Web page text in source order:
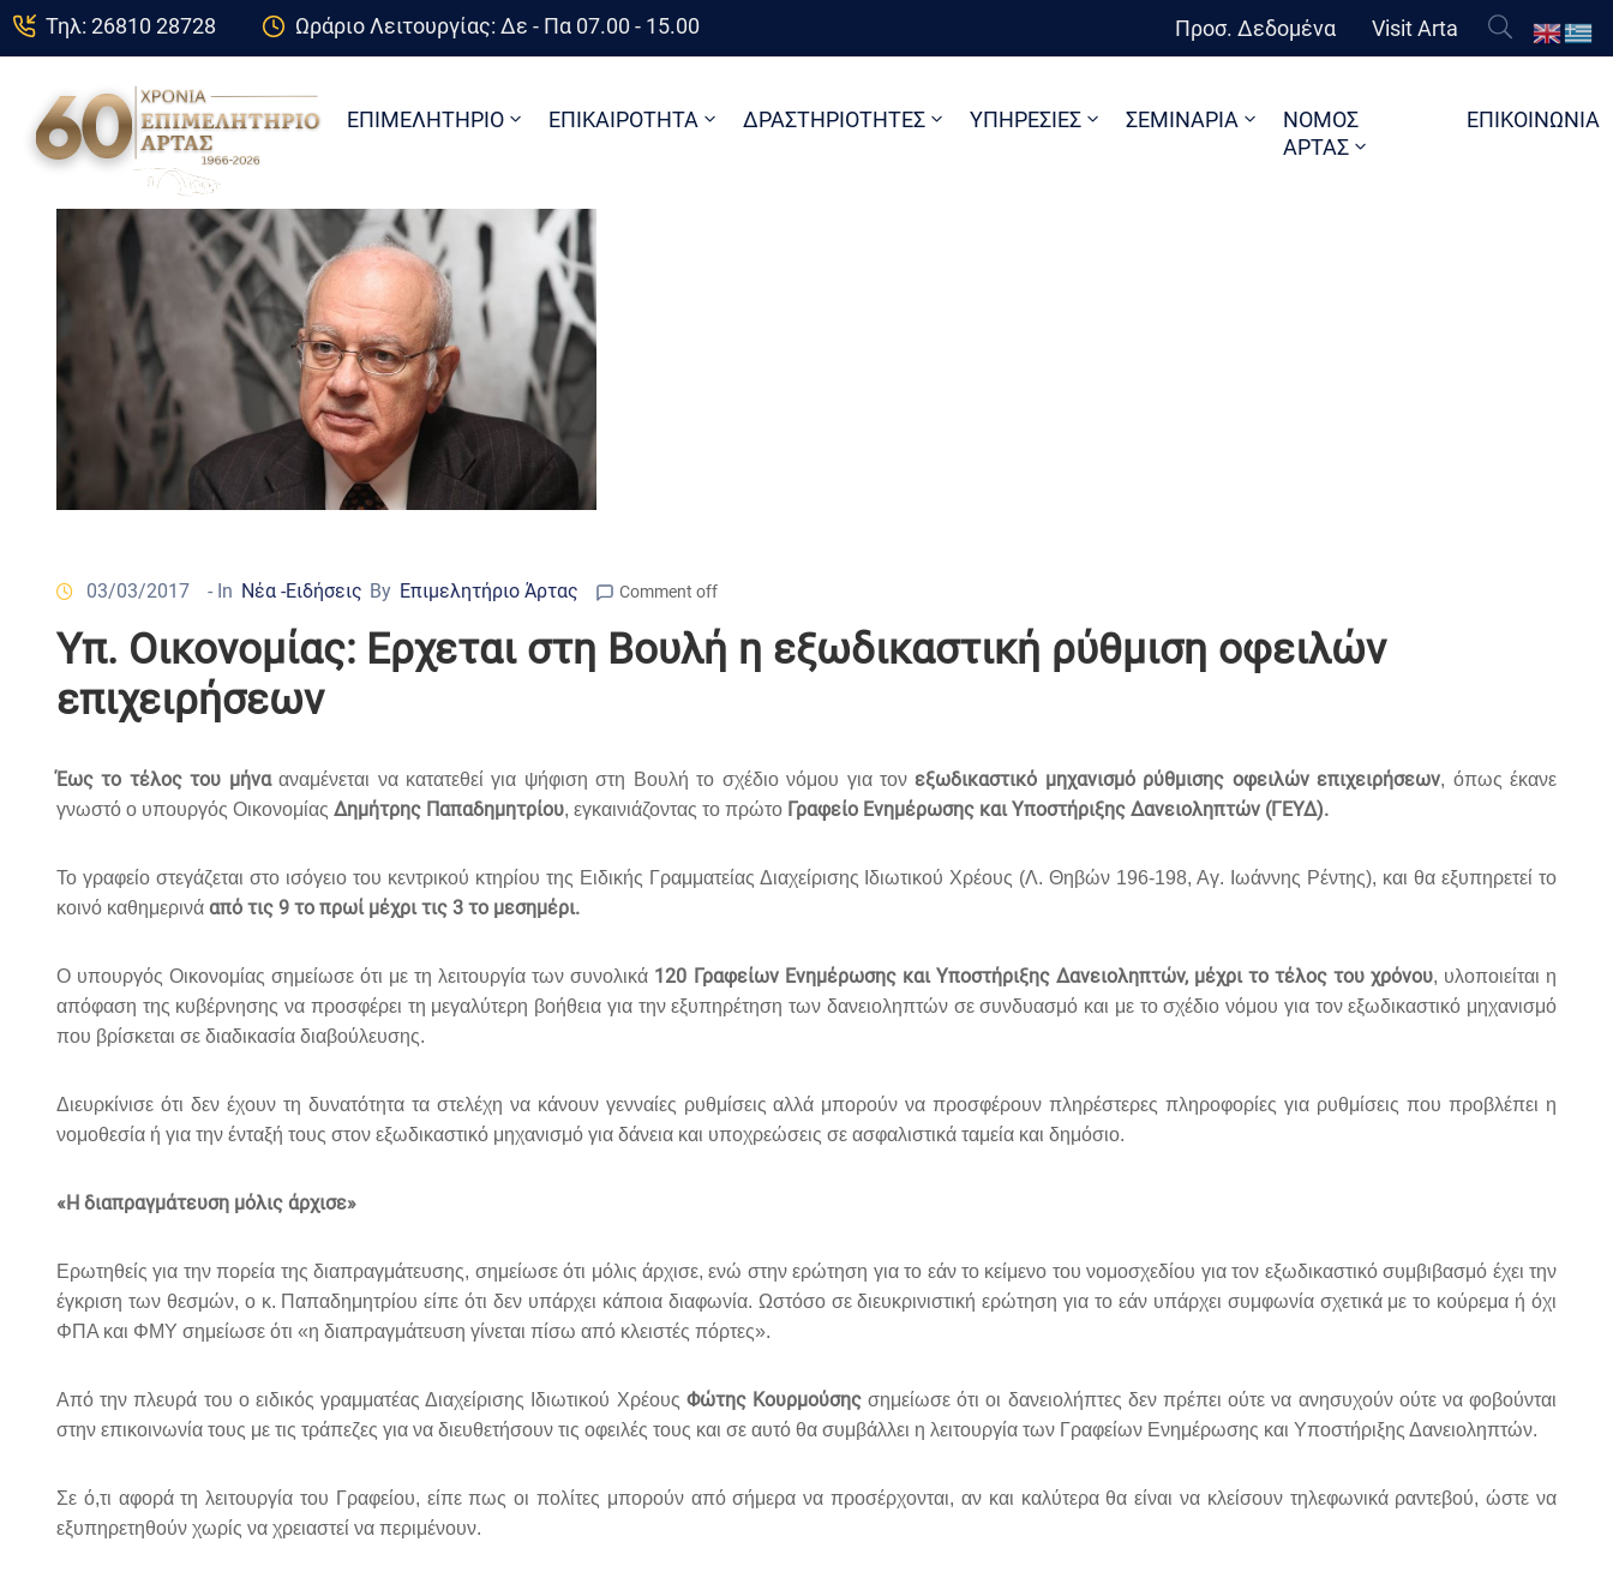
Τηλ: 26810 28728 Ωράριο Λειτουργίας: Δε - Πα 07.00 - 15.00 Προσ. Δεδομένα Visit Arta
ΕΠΙΜΕΛΗΤΗΡΙΟ ΕΠΙΚΑΙΡΟΤΗΤΑ ΔΡΑΣΤΗΡΙΟΤΗΤΕΣ ΥΠΗΡΕΣΙΕΣ ΣΕΜΙΝΑΡΙΑ
ΝΟΜΟΣ
ΑΡΤΑΣ
ΕΠΙΚΟΙΝΩΝΙΑ
03/03/2017 - In Νέα -Ειδήσεις By Επιμελητήριο Άρτας Comment off
Υπ. Οικονομίας: Ερχεται στη Βουλή η εξωδικαστική ρύθμιση οφειλών
επιχειρήσεων
Έως το τέλος του μήνααναμένεται να κατατεθεί για ψήφιση στη Βουλή το σχέδιο νόμου για τονεξωδικαστικό μηχανισμό ρύθμισης οφειλών επιχειρήσεων, όπως έκανε
γνωστό ο υπουργός Οικονομίας Δημήτρης Παπαδημητρίου, εγκαινιάζοντας το πρώτο Γραφείο Ενημέρωσης και Υποστήριξης Δανειοληπτών (ΓΕΥΔ).
Το γραφείο στεγάζεται στο ισόγειο του κεντρικού κτηρίου της Ειδικής Γραμματείας Διαχείρισης Ιδιωτικού Χρέους (Λ. Θηβών 196-198, Αγ. Ιωάννης Ρέντης), και θα εξυπηρετεί το
κοινό καθημερινά από τις 9 το πρωί μέχρι τις 3 το μεσημέρι.
Ο υπουργός Οικονομίας σημείωσε ότι με τη λειτουργία των συνολικά 120 Γραφείων Ενημέρωσης και Υποστήριξης Δανειοληπτών, μέχρι το τέλος του χρόνου, υλοποιείται η
απόφαση της κυβέρνησης να προσφέρει τη μεγαλύτερη βοήθεια για την εξυπηρέτηση των δανειοληπτών σε συνδυασμό και με το σχέδιο νόμου για τον εξωδικαστικό μηχανισμό
που βρίσκεται σε διαδικασία διαβούλευσης.
Διευρκίνισε ότι δεν έχουν τη δυνατότητα τα στελέχη να κάνουν γενναίες ρυθμίσεις αλλά μπορούν να προσφέρουν πληρέστερες πληροφορίες για ρυθμίσεις που προβλέπει η
νομοθεσία ή για την ένταξή τους στον εξωδικαστικό μηχανισμό για δάνεια και υποχρεώσεις σε ασφαλιστικά ταμεία και δημόσιο.
«Η διαπραγμάτευση μόλις άρχισε»
Ερωτηθείς για την πορεία της διαπραγμάτευσης, σημείωσε ότι μόλις άρχισε, ενώ στην ερώτηση για το εάν το κείμενο του νομοσχεδίου για τον εξωδικαστικό συμβιβασμό έχει την
έγκριση των θεσμών, ο κ. Παπαδημητρίου είπε ότι δεν υπάρχει κάποια διαφωνία. Ωστόσο σε διευκρινιστική ερώτηση για το εάν υπάρχει συμφωνία σχετικά με το κούρεμα ή όχι
ΦΠΑ και ΦΜΥ σημείωσε ότι «η διαπραγμάτευση γίνεται πίσω από κλειστές πόρτες».
Από την πλευρά του ο ειδικός γραμματέας Διαχείρισης Ιδιωτικού Χρέους Φώτης Κουρμούσηςσημείωσε ότι οι δανειολήπτες δεν πρέπει ούτε να ανησυχούν ούτε να φοβούνται
στην επικοινωνία τους με τις τράπεζες για να διευθετήσουν τις οφειλές τους και σε αυτό θα συμβάλλει η λειτουργία των Γραφείων Ενημέρωσης και Υποστήριξης Δανειοληπτών.
Σε ό,τι αφορά τη λειτουργία του Γραφείου, είπε πως οι πολίτες μπορούν από σήμερα να προσέρχονται, αν και καλύτερα θα είναι να κλείσουν τηλεφωνικά ραντεβού, ώστε να
εξυπηρετηθούν χωρίς να χρειαστεί να περιμένουν.